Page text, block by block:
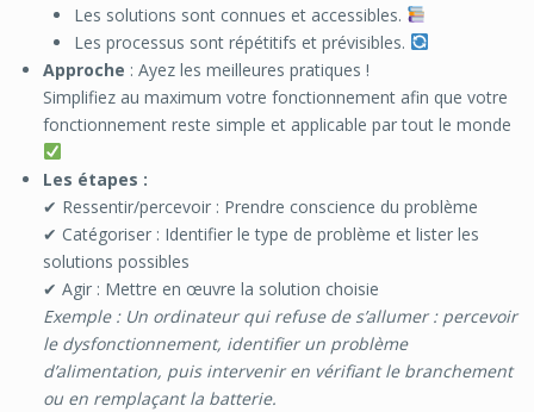
Les solutions sont connues et accessibles.
Les processus sont répétitifs et prévisibles.
Approche : Ayez les meilleures pratiques !
Simplifiez au maximum votre fonctionnement afin que votre
fonctionnement reste simple et applicable par tout le monde
Les étapes :
✔ Ressentir/percevoir : Prendre conscience du problème
✔ Catégoriser : Identifier le type de problème et lister les
solutions possibles
✔ Agir : Mettre en œuvre la solution choisie
Exemple : Un ordinateur qui refuse de s’allumer : percevoir
le dysfonctionnement, identifier un problème
d’alimentation, puis intervenir en vérifiant le branchement
ou en remplaçant la batterie.